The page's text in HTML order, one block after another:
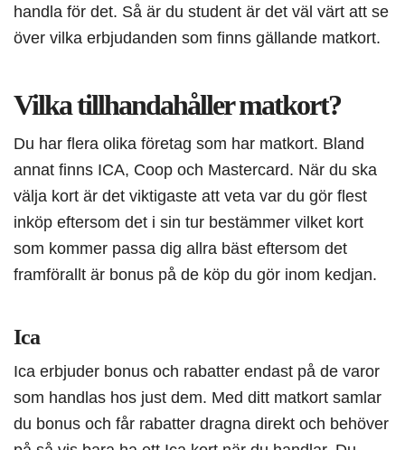
handla för det. Så är du student är det väl värt att se
över vilka erbjudanden som finns gällande matkort.
Vilka tillhandahåller matkort?
Du har flera olika företag som har matkort. Bland
annat finns ICA, Coop och Mastercard. När du ska
välja kort är det viktigaste att veta var du gör flest
inköp eftersom det i sin tur bestämmer vilket kort
som kommer passa dig allra bäst eftersom det
framförallt är bonus på de köp du gör inom kedjan.
Ica
Ica erbjuder bonus och rabatter endast på de varor
som handlas hos just dem. Med ditt matkort samlar
du bonus och får rabatter dragna direkt och behöver